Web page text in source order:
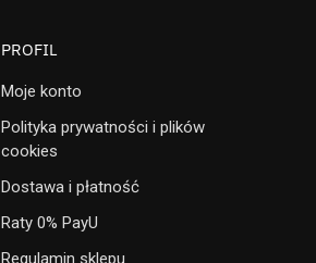
PROFIL
Moje konto
Polityka prywatności i plików
cookies
Dostawa i płatność
Raty 0% PayU
Regulamin sklepu